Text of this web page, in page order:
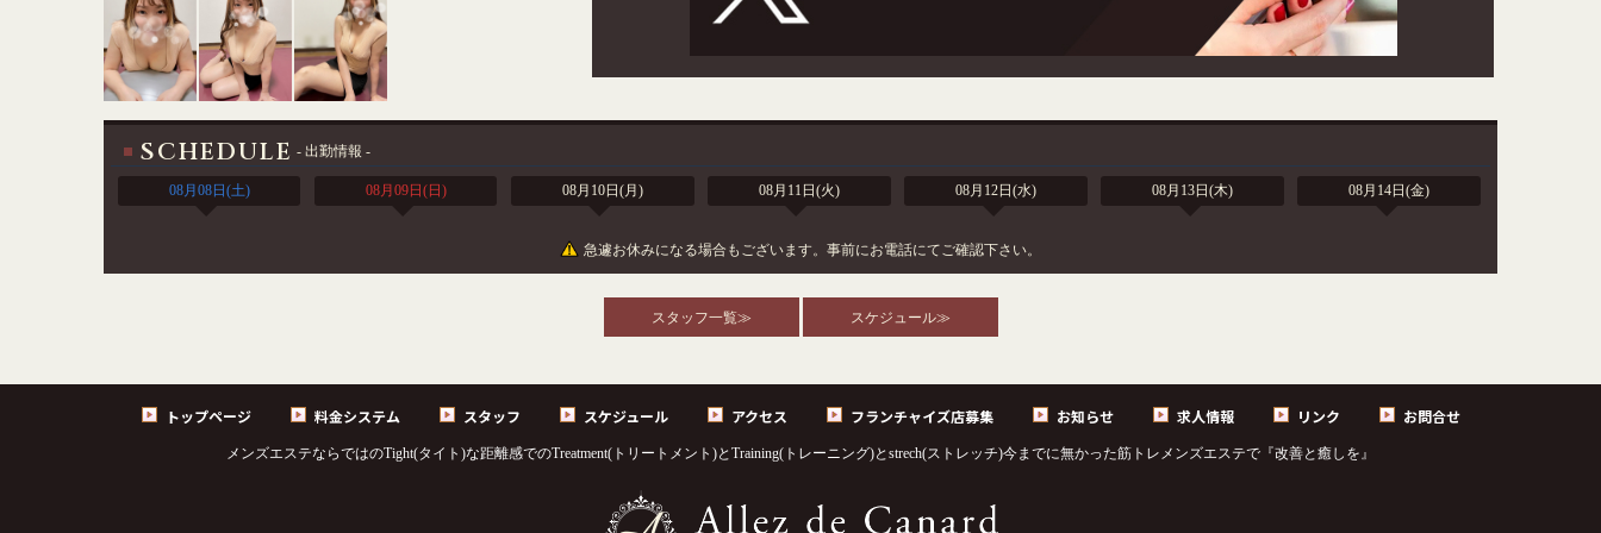
SCHEDULE - 出勤情報 -
08月08日 (土) 08月09日 (日) 08月10日(月) 08月11日(火) 08月12日(水) 08月13日(木) 08月14日(金)
急遽お休みになる場合もございます。事前にお電話にてご確認下さい。
スタッフ一覧≫ スケジュール≫
トップページ 料金システム スタッフ スケジュール アクセス フランチャイズ店募集 お知らせ 求人情報 リンク お問合せ
メンズエステならではのTight(タイト)な距離感でのTreatment(トリートメント)とTraining(トレーニング)とstrech(ストレッチ)今までに無かった筋トレメンズエステで『改善と癒しを』